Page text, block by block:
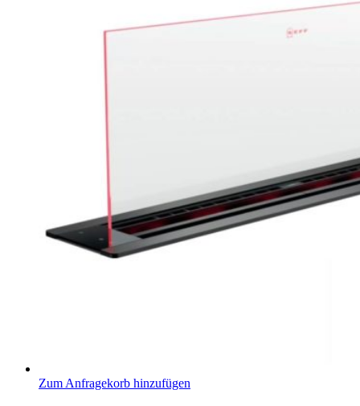
Zum Anfragekorb hinzufügen